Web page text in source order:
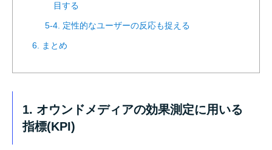
目する
5-4. 定性的なユーザーの反応も捉える
6. まとめ
1. オウンドメディアの効果測定に用いる
指標(KPI)